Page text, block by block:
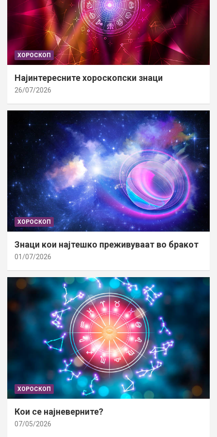
ХОРОСКОП
Најинтересните хороскопски знаци
26/07/2026
ХОРОСКОП
Знаци кои најтешко преживуваат во бракот
01/07/2026
ХОРОСКОП
Кои се најневерните?
07/05/2026